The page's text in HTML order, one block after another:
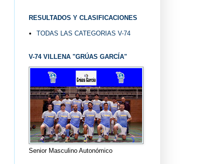
RESULTADOS Y CLASIFICACIONES
TODAS LAS CATEGORIAS V-74
V-74 VILLENA "GRÚAS GARCÍA"
Senior Masculino Autonómico